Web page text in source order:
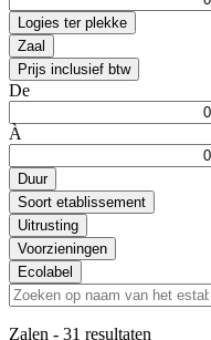
Logies ter plekke
Zaal
Prijs inclusief btw
De
À
Duur
Soort etablissement
Uitrusting
Voorzieningen
Ecolabel
Zalen - 31 resultaten